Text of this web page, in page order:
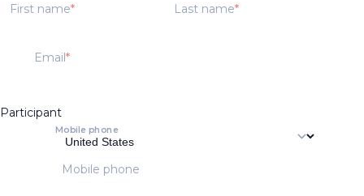
First name
Last name
Email
Participant
Mobile phone
Mobile phone